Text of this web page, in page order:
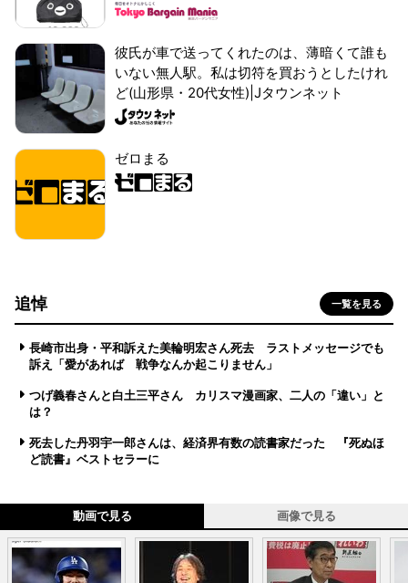
彼氏が車で送ってくれたのは、薄暗くて誰も
いない無人駅。私は切符を買おうとしたけれ
ど(山形県・20代女性)|Jタウンネット
ゼロまる
追悼 一覧を見る
長崎市出身・平和訴えた美輪明宏さん死去 ラストメッセージでも
訴え「愛があれば 戦争なんか起こりません」
つげ義春さんと白土三平さん カリスマ漫画家、二人の「違い」と
は？
死去した丹羽宇一郎さんは、経済界有数の読書家だった 『死ぬほ
ど読書』ベストセラーに
動画で見る 画像で見る